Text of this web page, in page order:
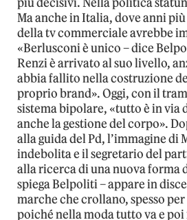
Ma anche in Italia, dove anni
della tv commerciale avrebbe
«Berlusconi è unico – dice
Renzi è arrivato al suo livello,
abbia fallito nella costruzione
proprio brand». Oggi, con il
sistema bipolare, «tutto è in via
anche la gestione del corpo».
alla guida del Pd, l’immagine di
indebolita e il segretario del
alla ricerca di una nuova forma
spiega Belpoliti – appare in
marche che crollano, spesso
poiché nella moda tutto va e